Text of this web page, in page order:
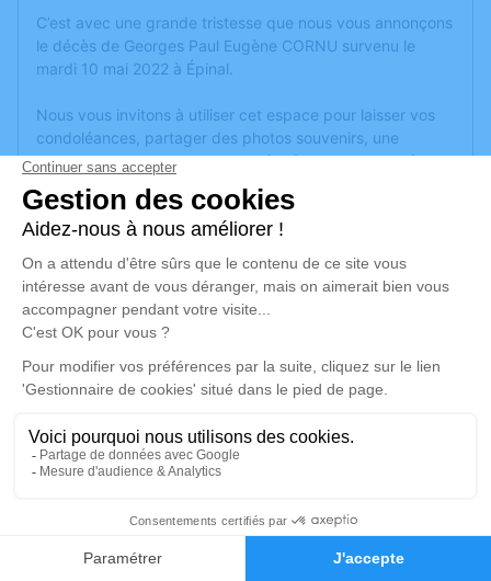
Faire-part Hommages
C’est avec une grande tristesse que nous vous annonçons
le décès de Georges Paul Eugène CORNU survenu le
mardi 10 mai 2022 à Épinal.
Nous vous invitons à utiliser cet espace pour laisser vos
condoléances, partager des photos souvenirs, une
anecdote ou exprimer vos pensées à travers des poèmes
honorer la mémoire de Georges Paul Eugène CORNU.
Je rends hommage
Cérémonie religieuse
vendredi 13 mai 2022 à 14h00
Église Saint Laurent de Épinal
Déroulé des obsèques